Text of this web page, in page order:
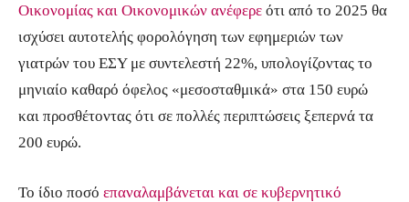
Οικονομίας και Οικονομικών ανέφερε ότι από το 2025 θα
ισχύσει αυτοτελής φορολόγηση των εφημεριών των
γιατρών του ΕΣΥ με συντελεστή 22%, υπολογίζοντας το
μηνιαίο καθαρό όφελος «μεσοσταθμικά» στα 150 ευρώ
και προσθέτοντας ότι σε πολλές περιπτώσεις ξεπερνά τα
200 ευρώ.
Το ίδιο ποσό επαναλαμβάνεται και σε κυβερνητικό